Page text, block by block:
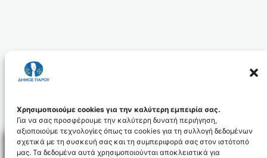
Χρησιμοποιούμε cookies για την καλύτερη εμπειρία σας.
Για να σας προσφέρουμε την καλύτερη δυνατή περιήγηση,
αξιοποιούμε τεχνολογίες όπως τα cookies για τη συλλογή δεδομένων
σχετικά με τη συσκευή σας και τη συμπεριφορά σας στον ιστότοπό
μας. Τα δεδομένα αυτά χρησιμοποιούνται αποκλειστικά για